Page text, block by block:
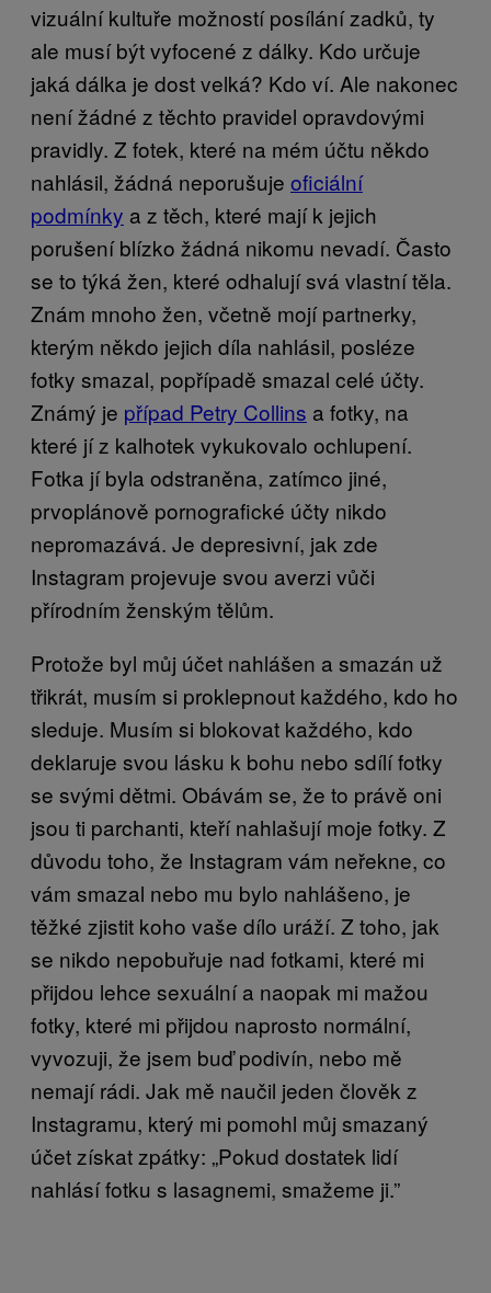
vizuální kultuře možností posílání zadků, ty
ale musí být vyfocené z dálky. Kdo určuje
jaká dálka je dost velká? Kdo ví. Ale nakonec
není žádné z těchto pravidel opravdovými
pravidly. Z fotek, které na mém účtu někdo
nahlásil, žádná neporušuje oficiální
podmínky a z těch, které mají k jejich
porušení blízko žádná nikomu nevadí. Často
se to týká žen, které odhalují svá vlastní těla.
Znám mnoho žen, včetně mojí partnerky,
kterým někdo jejich díla nahlásil, posléze
fotky smazal, popřípadě smazal celé účty.
Známý je případ Petry Collins a fotky, na
které jí z kalhotek vykukovalo ochlupení.
Fotka jí byla odstraněna, zatímco jiné,
prvoplánově pornografické účty nikdo
nepromazává. Je depresivní, jak zde
Instagram projevuje svou averzi vůči
přírodním ženským tělům.
Protože byl můj účet nahlášen a smazán už
třikrát, musím si proklepnout každého, kdo ho
sleduje. Musím si blokovat každého, kdo
deklaruje svou lásku k bohu nebo sdílí fotky
se svými dětmi. Obávám se, že to právě oni
jsou ti parchanti, kteří nahlašují moje fotky. Z
důvodu toho, že Instagram vám neřekne, co
vám smazal nebo mu bylo nahlášeno, je
těžké zjistit koho vaše dílo uráží. Z toho, jak
se nikdo nepobuřuje nad fotkami, které mi
přijdou lehce sexuální a naopak mi mažou
fotky, které mi přijdou naprosto normální,
vyvozuji, že jsem buď podivín, nebo mě
nemají rádi. Jak mě naučil jeden člověk z
Instagramu, který mi pomohl můj smazaný
účet získat zpátky: „Pokud dostatek lidí
nahlásí fotku s lasagnemi, smažeme ji.”